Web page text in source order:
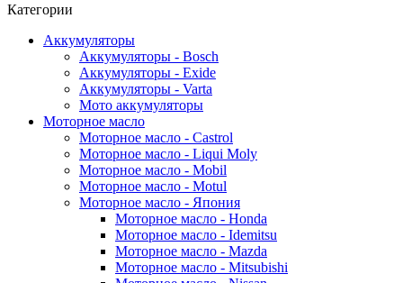
Категории
Аккумуляторы
Аккумуляторы - Bosch
Аккумуляторы - Exide
Аккумуляторы - Varta
Мото аккумуляторы
Моторное масло
Моторное масло - Castrol
Моторное масло - Liqui Moly
Моторное масло - Mobil
Моторное масло - Motul
Моторное масло - Япония
Моторное масло - Honda
Моторное масло - Idemitsu
Моторное масло - Mazda
Моторное масло - Mitsubishi